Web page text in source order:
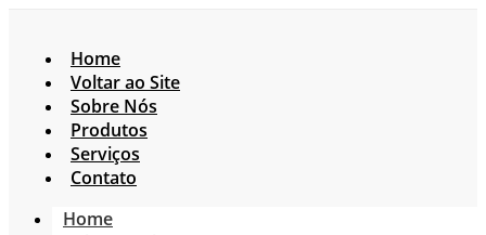
Home
Voltar ao Site
Sobre Nós
Produtos
Serviços
Contato
Home